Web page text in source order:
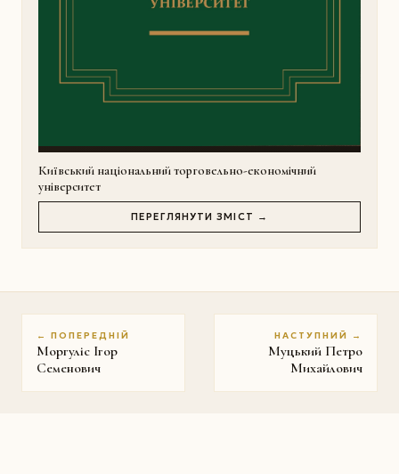
Київський національний торговельно-економічний
університет
ПЕРЕГЛЯНУТИ ЗМІСТ →
← ПОПЕРЕДНІЙ
Моргуліс Ігор
Семенович
НАСТУПНИЙ →
Муцький Петро
Михайлович